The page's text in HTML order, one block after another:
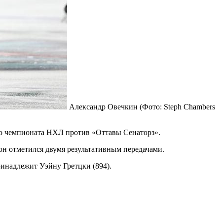
Александр Овечкин (Фото: Steph Chambers
чемпионата НХЛ против «Оттавы Сенаторз».
отметился двумя результативным передачами.
Уэйну Гретцки (894).